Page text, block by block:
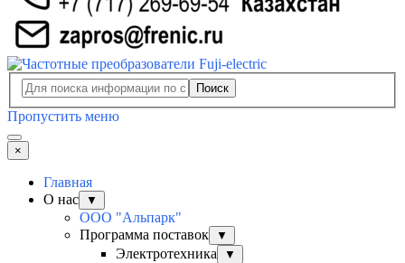
Поиск
Пропустить меню
×
Главная
О нас
▼
ООО "Альпарк"
Программа поставок
▼
Электротехника ▼